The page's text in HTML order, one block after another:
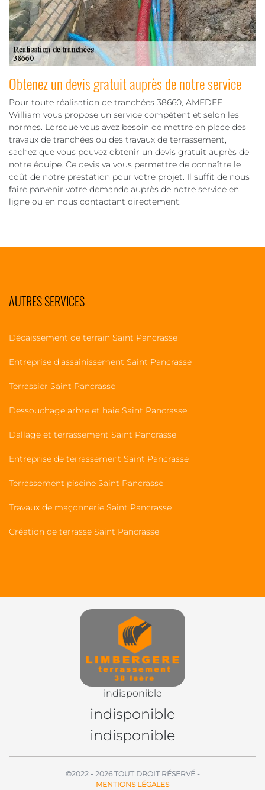
Obtenez un devis gratuit auprès de notre service
Pour toute réalisation de tranchées 38660, AMEDEE
William vous propose un service compétent et selon les
normes. Lorsque vous avez besoin de mettre en place des
travaux de tranchées ou des travaux de terrassement,
sachez que vous pouvez obtenir un devis gratuit auprès de
notre équipe. Ce devis va vous permettre de connaître le
coût de notre prestation pour votre projet. Il suffit de nous
faire parvenir votre demande auprès de notre service en
ligne ou en nous contactant directement.
AUTRES SERVICES
Décaissement de terrain Saint Pancrasse
Entreprise d'assainissement Saint Pancrasse
Terrassier Saint Pancrasse
Dessouchage arbre et haie Saint Pancrasse
Dallage et terrassement Saint Pancrasse
Entreprise de terrassement Saint Pancrasse
Terrassement piscine Saint Pancrasse
Travaux de maçonnerie Saint Pancrasse
Création de terrasse Saint Pancrasse
indisponible
indisponible
indisponible
©2022 - 2026 TOUT DROIT RÉSERVÉ -
MENTIONS LÉGALES